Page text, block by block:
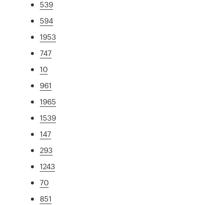
539
594
1953
747
10
961
1965
1539
147
293
1243
70
851